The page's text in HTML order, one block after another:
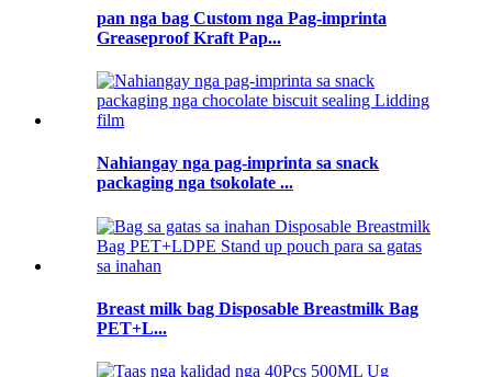
pan nga bag Custom nga Pag-imprinta
Greaseproof Kraft Pap...
Nahiangay nga pag-imprinta sa snack
packaging nga tsokolate ...
Breast milk bag Disposable Breastmilk Bag
PET+L...